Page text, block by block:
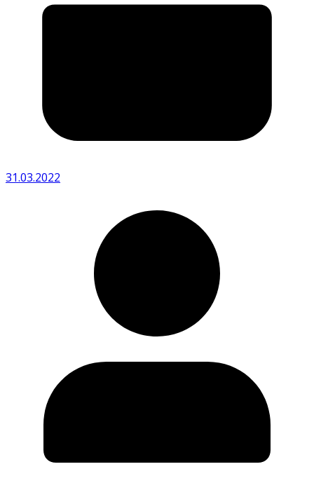
31.03.2022